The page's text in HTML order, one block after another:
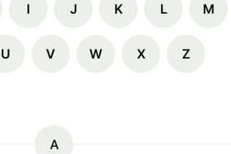
I J K L M
U V W X Z
A